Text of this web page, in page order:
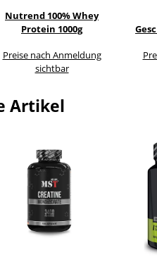
Nutrend 100% Whey
Protein 1000g
Preise nach Anmeldung
sichtbar
Artikel